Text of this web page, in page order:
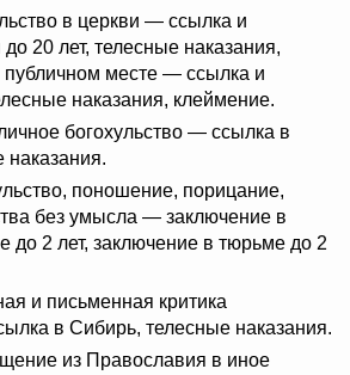
в церкви — ссылка и
20 лет, телесные наказания,
месте — ссылка и
наказания, клеймение.
богохульство — ссылка в
наказания.
поношение, порицание,
без умысла — заключение в
до 2 лет, заключение в тюрьме до 2
и письменная критика
в Сибирь, телесные наказания.
из Православия в иное